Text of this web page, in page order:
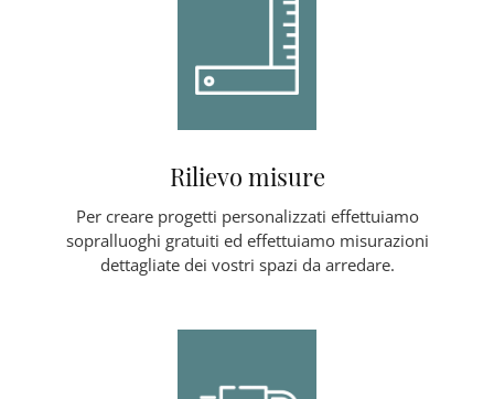
Rilievo misure
Per creare progetti personalizzati effettuiamo
sopralluoghi gratuiti ed effettuiamo misurazioni
dettagliate dei vostri spazi da arredare.